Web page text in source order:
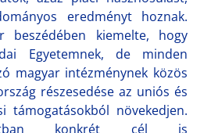
eredményt hoznak.
beszédében kiemelte, hogy
Egyetemnek, de minden
magyar intézménynek közös
részesedése az uniós és
támogatásokból növekedjen.
konkrét cél is